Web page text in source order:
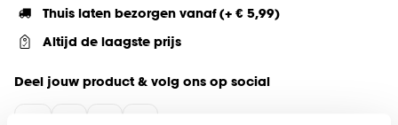
Thuis laten bezorgen vanaf (+ € 5,99)
Altijd de laagste prijs
Deel jouw product & volg ons op social